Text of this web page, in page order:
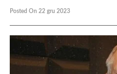
Posted On 22 gru 2023